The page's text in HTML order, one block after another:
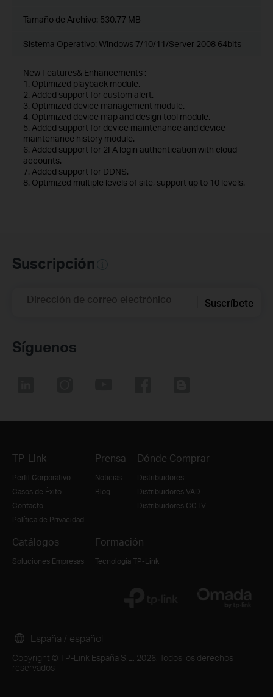
Tamaño de Archivo: 530.77 MB
Sistema Operativo: Windows 7/10/11/Server 2008 64bits
New Features& Enhancements :
1. Optimized playback module.
2. Added support for custom alert.
3. Optimized device management module.
4. Optimized device map and design tool module.
5. Added support for device maintenance and device
maintenance history module.
6. Added support for 2FA login authentication with cloud
accounts.
7. Added support for DDNS.
8. Optimized multiple levels of site, support up to 10 levels.
Suscripción
Dirección de correo electrónico Suscríbete
Síguenos
TP-Link
Perfil Corporativo
Casos de Éxito
Contacto
Política de Privacidad
Prensa
Noticias
Blog
Dónde Comprar
Distribuidores
Distribuidores VAD
Distribuidores CCTV
Catálogos
Soluciones Empresas
Formación
Tecnología TP-Link
Copyright © TP-Link España S.L. 2026. Todos los derechos
reservados
España / español